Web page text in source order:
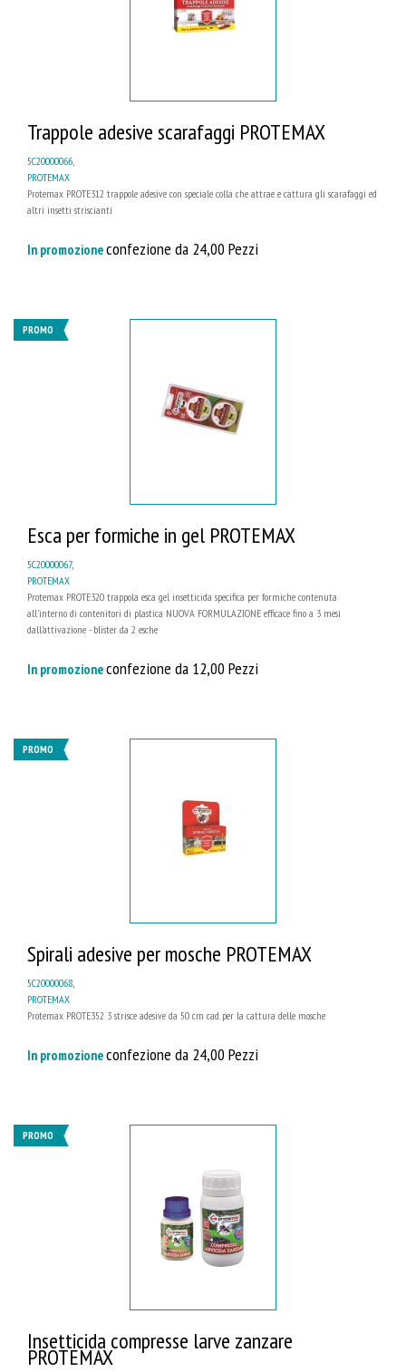
Trappole adesive scarafaggi PROTEMAX
5C20000066,
PROTEMAX
Protemax PROTE312 trappole adesive con speciale colla che attrae e cattura gli scarafaggi ed
altri insetti striscianti
In promozioneconfezione da 24,00 Pezzi
PROMO
Esca per formiche in gel PROTEMAX
5C20000067,
PROTEMAX
Protemax PROTE320 trappola esca gel insetticida specifica per formiche contenuta
all'interno di contenitori di plastica NUOVA FORMULAZIONE efficace fino a 3 mesi
dall'attivazione - blister da 2 esche
In promozioneconfezione da 12,00 Pezzi
PROMO
Spirali adesive per mosche PROTEMAX
5C20000068,
PROTEMAX
Protemax PROTE352 3 strisce adesive da 50 cm cad. per la cattura delle mosche
In promozioneconfezione da 24,00 Pezzi
PROMO
Insetticida compresse larve zanzare
PROTEMAX